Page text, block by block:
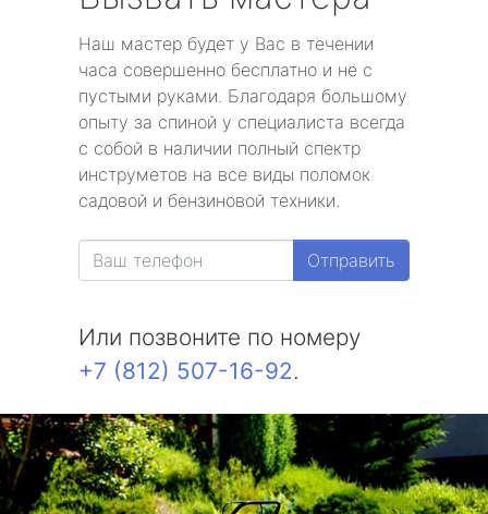
Наш мастер будет у Вас в течении
часа совершенно бесплатно и не с
пустыми руками. Благодаря большому
опыту за спиной у специалиста всегда
с собой в наличии полный спектр
инструметов на все виды поломок
садовой и бензиновой техники.
Отправить
Или позвоните по номеру
+7 (812) 507-16-92.